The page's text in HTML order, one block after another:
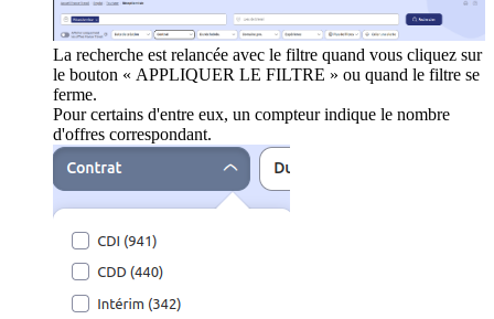
La recherche est relancée avec le filtre quand vous cliquez sur
le bouton « APPLIQUER LE FILTRE » ou quand le filtre se
ferme.
Pour certains d'entre eux, un compteur indique le nombre
d'offres correspondant.